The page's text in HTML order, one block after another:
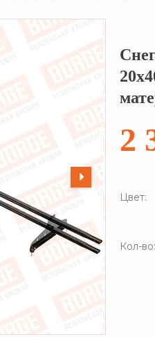
2
Цвет:
Кол-во: